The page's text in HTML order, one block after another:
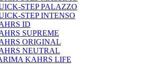
STEP PALAZZO
STEP INTENSO
ID
SUPREME
ORIGINAL
NEUTRAL
KAHRS LIFE